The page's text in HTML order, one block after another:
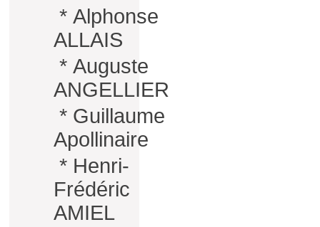
* Alphonse
ALLAIS
* Auguste
ANGELLIER
* Guillaume
Apollinaire
* Henri-
Frédéric
AMIEL